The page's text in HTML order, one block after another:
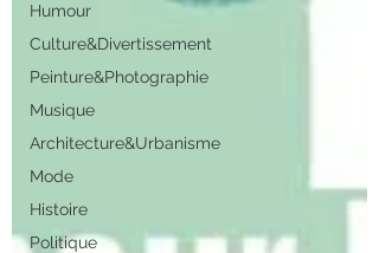
Humour
Culture&Divertissement
Peinture&Photographie
Musique
Architecture&Urbanisme
Mode
Histoire
Politique